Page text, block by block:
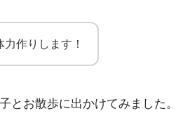
作りします！
とお散歩に出かけてみました。